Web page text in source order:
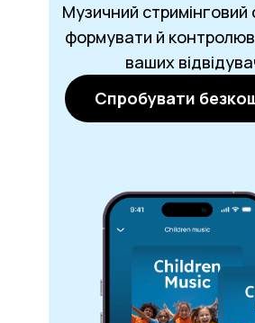
Музичний стримінговий
формувати й
ваших
Спробувати